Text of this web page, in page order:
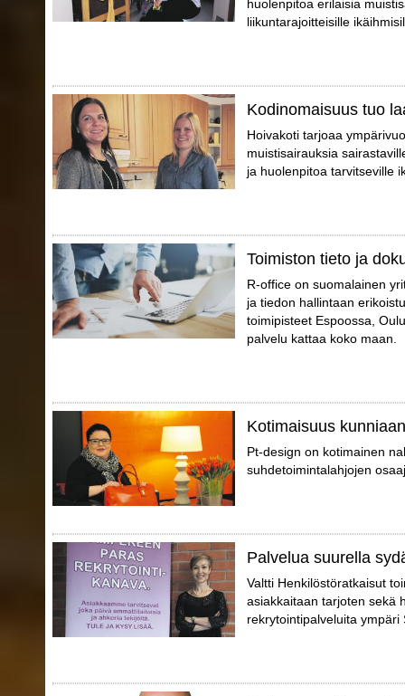
huolenpitoa erilaisia
liikuntarajoitteisille
Kodinomaisuus tuo
Hoivakoti tarjoaa
muistisairauksia
ja huolenpitoa tarvitseville
Toimiston tieto ja
R-office on suomalainen
ja tiedon hallintaan
toimipisteet Espoossa,
palvelu kattaa koko maan.
Kotimaisuus kunniaan
Pt-design on kotimainen
suhdetoimintalahjojen
Palvelua suurella
Valtti Henkilöstöratkaisut
asiakkaitaan tarjoten sekä
rekrytointipalveluita ympäri